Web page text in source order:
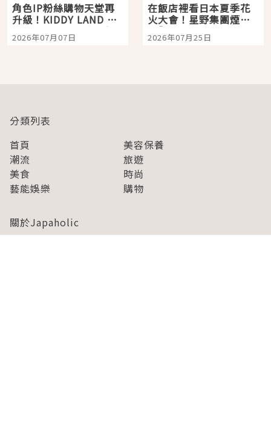
角色IP粉絲購物天堂再
升級！KIDDY LAND 原
宿店吉伊卡哇迎客，新
開幕 OMOKADO 店3分
2026年07月07日
在飯店裡看日本夏季花
火大會！星野集團煙火
景觀飯店6選，讓你不用
人擠人悠閒欣賞
2026年07月25日
分類列表
首頁
美容保養
潮流
旅遊
美食
時尚
藝能娛樂
購物
關於Japaholic